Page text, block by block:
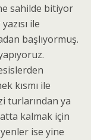
sahilde bitiyor
ile
başlıyormuş.
kısmı ile
turlarından ya
kalmak için
ise yine